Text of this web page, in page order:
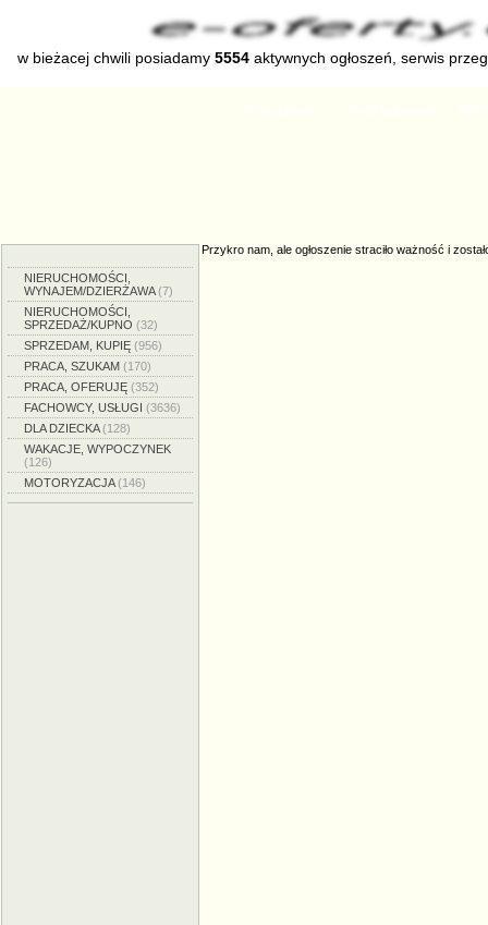
w bieżacej chwili posiadamy 5554 aktywnych ogłoszeń, serwis
NIERUCHOMOŚCI,
WYNAJEM/DZIERŻAWA(7)
NIERUCHOMOŚCI,
SPRZEDAŻ/KUPNO (32)
SPRZEDAM, KUPIĘ (956)
PRACA, SZUKAM (170)
PRACA, OFERUJĘ (352)
FACHOWCY, USŁUGI (3636)
DLA DZIECKA(128)
WAKACJE, WYPOCZYNEK
(126)
MOTORYZACJA(146)
Przykro nam, ale ogłoszenie straciło ważność i